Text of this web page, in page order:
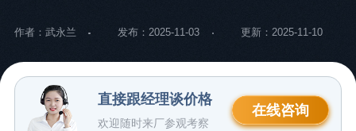
作者：武永兰 发布：2025-11-03 更新：2025-11-10
直接跟经理谈价格
欢迎随时来厂参观考察
在线咨询